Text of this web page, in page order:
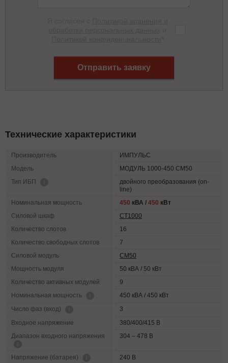
Отправить заявку
Технические характеристики
Производитель
ИМПУЛЬС
Модель
МОДУЛЬ 1000-450 СМ50
Тип ИБП
двойного преобразования (on-
line)
Номинальная мощность
450 кВА / 450 кВт
Силовой шкаф
СТ1000
Количество слотов
16
Количество свободных слотов
7
Силовой модуль
СМ50
Мощность модуля
50 кВА / 50 кВт
Количество активных модулей
9
Номинальная мощность
450 кВА / 450 кВт
Число фаз (вход)
3
Входное напряжение
380/400/415 В
Диапазон входного напряжения
304 – 478 В
Напряжение (батарея)
240 В